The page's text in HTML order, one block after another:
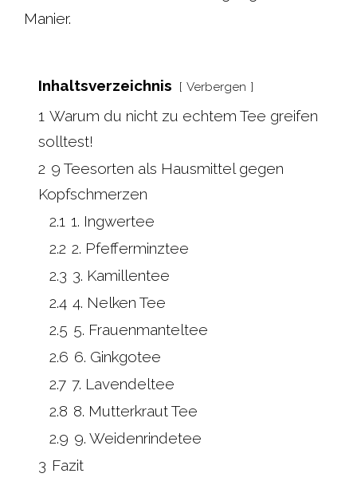
Manier.
Inhaltsverzeichnis Verbergen
1 Warum du nicht zu echtem Tee greifen
solltest!
2 9 Teesorten als Hausmittel gegen
Kopfschmerzen
2.1 1. Ingwertee
2.2 2. Pfefferminztee
2.3 3. Kamillentee
2.4 4. Nelken Tee
2.5 5. Frauenmanteltee
2.6 6. Ginkgotee
2.7 7. Lavendeltee
2.8 8. Mutterkraut Tee
2.9 9. Weidenrindetee
3 Fazit